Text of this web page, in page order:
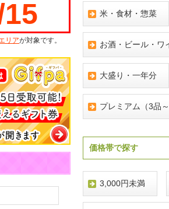
リアが対象です。
米・食材・惣菜
お酒・ビール・ワ
大盛り・一年分
プレミアム（3品
価格帯で探す
3,000円未満